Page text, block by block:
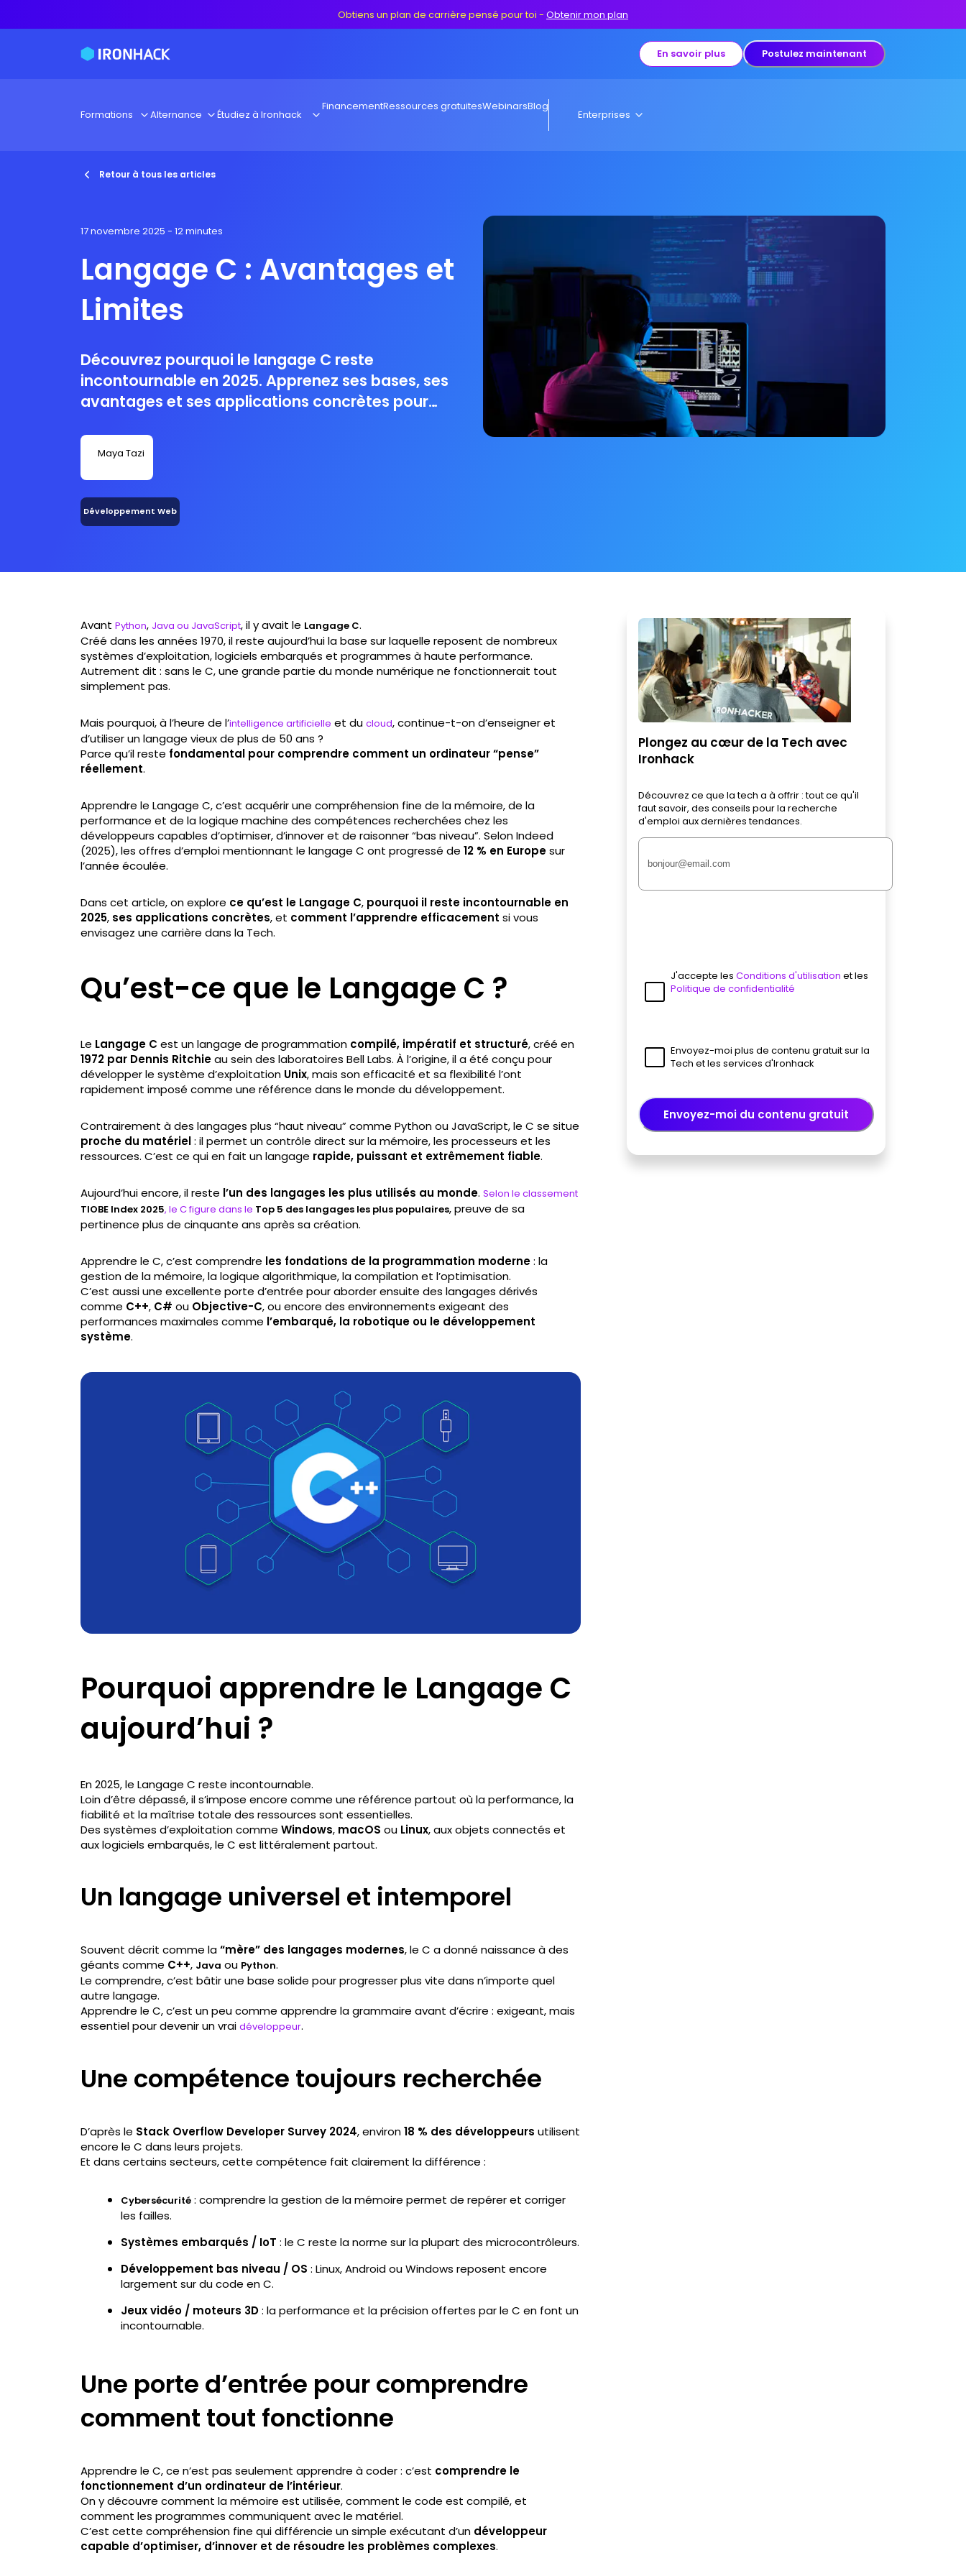
Obtiens un plan de carrière pensé pour toi - Obtenir mon plan
En savoir plus Postulez maintenant
Formations Alternance Étudiez à Ironhack
FinancementRessources gratuitesWebinarsBlog
Enterprises
Retour à tous les articles
17 novembre 2025 - 12 minutes
Langage C : Avantages et
Limites
Découvrez pourquoi le langage C reste
incontournable en 2025. Apprenez ses bases, ses
avantages et ses applications concrètes pour
Maya Tazi
Développement Web
Avant Python, Java ou JavaScript, il y avait le Langage C.
Créé dans les années 1970, il reste aujourd’hui la base sur laquelle reposent de nombreux
systèmes d’exploitation, logiciels embarqués et programmes à haute performance.
Autrement dit : sans le C, une grande partie du monde numérique ne fonctionnerait tout
simplement pas.
Mais pourquoi, à l’heure de l’intelligence artificielle et du cloud, continue-t-on d’enseigner et
d’utiliser un langage vieux de plus de 50 ans ?
Parce qu’il reste fondamental pour comprendre comment un ordinateur “pense”
réellement.
Apprendre le Langage C, c’est acquérir une compréhension fine de la mémoire, de la
performance et de la logique machine des compétences recherchées chez les
développeurs capables d’optimiser, d’innover et de raisonner “bas niveau”. Selon Indeed
(2025), les offres d’emploi mentionnant le langage C ont progressé de 12 % en Europesur
l’année écoulée.
Dans cet article, on explore ce qu’est le Langage C, pourquoi il reste incontournable en
2025, ses applications concrètes, et comment l’apprendre efficacement si vous
envisagez une carrière dans la Tech.
Qu’est-ce que le Langage C ?
Le Langage C est un langage de programmation compilé, impératif et structuré, créé en
1972 par Dennis Ritchieau sein des laboratoires Bell Labs. À l’origine, il a été conçu pour
développer le système d’exploitation Unix, mais son efficacité et sa flexibilité l’ont
rapidement imposé comme une référence dans le monde du développement.
Contrairement à des langages plus “haut niveau” comme Python ou JavaScript, le C se situe
proche du matériel: il permet un contrôle direct sur la mémoire, les processeurs et les
ressources. C’est ce qui en fait un langage rapide, puissant et extrêmement fiable.
Aujourd’hui encore, il reste l’un des langages les plus utilisés au monde. Selon le classement
TIOBE Index 2025, le C figure dans le Top 5 des langages les plus populaires, preuve de sa
pertinence plus de cinquante ans après sa création.
Apprendre le C, c’est comprendre les fondations de la programmation moderne: la
gestion de la mémoire, la logique algorithmique, la compilation et l’optimisation.
C’est aussi une excellente porte d’entrée pour aborder ensuite des langages dérivés
comme C++, C# ou Objective-C, ou encore des environnements exigeant des
performances maximales comme l’embarqué, la robotique ou le développement
système.
Pourquoi apprendre le Langage C
aujourd’hui ?
En 2025, le Langage C reste incontournable.
Loin d’être dépassé, il s’impose encore comme une référence partout où la performance, la
fiabilité et la maîtrise totale des ressources sont essentielles.
Des systèmes d’exploitation comme Windows, macOS ou Linux, aux objets connectés et
aux logiciels embarqués, le C est littéralement partout.
Un langage universel et intemporel
Souvent décrit comme la“mère” des langages modernes, le C a donné naissance à des
géants comme C++, Java ou Python.
Le comprendre, c’est bâtir une base solide pour progresser plus vite dans n’importe quel
autre langage.
Apprendre le C, c’est un peu comme apprendre la grammaire avant d’écrire : exigeant, mais
essentiel pour devenir un vrai développeur.
Une compétence toujours recherchée
D’après le Stack Overflow Developer Survey 2024, environ18 % des développeurs utilisent
encore le C dans leurs projets.
Et dans certains secteurs, cette compétence fait clairement la différence :
Cybersécurité : comprendre la gestion de la mémoire permet de repérer et corriger
les failles.
Systèmes embarqués / IoT : le C reste la norme sur la plupart des microcontrôleurs.
Développement bas niveau / OS : Linux, Android ou Windows reposent encore
largement sur du code en C.
Jeux vidéo / moteurs 3D: la performance et la précision offertes par le C en font un
incontournable.
Une porte d’entrée pour comprendre
comment tout fonctionne
Apprendre le C, ce n’est pas seulement apprendre à coder : c’est comprendre le
fonctionnement d’un ordinateur de l’intérieur.
On y découvre comment la mémoire est utilisée, comment le code est compilé, et
comment les programmes communiquent avec le matériel.
C’est cette compréhension fine qui différencie un simple exécutant d’un développeur
capable d’optimiser, d’innover et de résoudre les problèmes complexes.
Plongez au cœur de la Tech avec
Ironhack
Découvrez ce que la tech a à offrir : tout ce qu'il
faut savoir, des conseils pour la recherche
d'emploi aux dernières tendances.
J'accepte les Conditions d'utilisation et les
Politique de confidentialité
Envoyez-moi plus de contenu gratuit sur la
Tech et les services d'Ironhack
Envoyez-moi du contenu gratuit